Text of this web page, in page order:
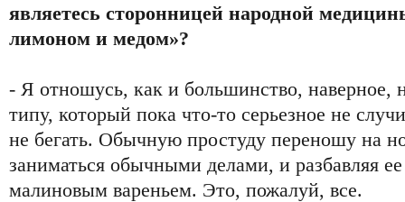
являетесь сторонницей народной
лимоном и медом»?
- Я отношусь, как и большинство, наверное,
типу, который пока что-то серьезное не
не бегать. Обычную простуду переношу на
заниматься обычными делами, и разбавляя
малиновым вареньем. Это, пожалуй, все.